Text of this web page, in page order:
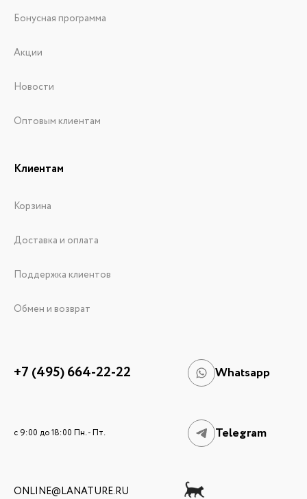
Бонусная программа
Акции
Новости
Оптовым клиентам
Клиентам
Корзина
Доставка и оплата
Поддержка клиентов
Обмен и возврат
+7 (495) 664-22-22 Whatsapp
c 9:00 до 18:00 Пн. - Пт. Telegram
ONLINE@LANATURE.RU